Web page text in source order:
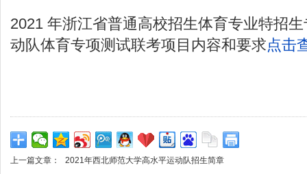
2021 年浙江省普通高校招生体育专业特招
动队体育专项测试联考项目内容和要求点击
上一篇文章： 2021年西北师范大学高水平运动队招生简章